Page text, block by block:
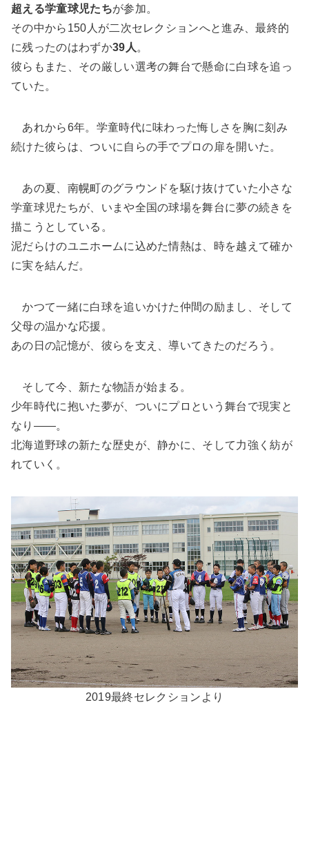
超える学童球児たちが参加。
その中から150人が二次セレクションへと進み、最終的
に残ったのはわずか39人 。
彼らもまた、その厳しい選考の舞台で懸命に白球を追っ
ていた。
あれから6年。学童時代に味わった悔しさを胸に刻み
続けた彼らは、ついに自らの手でプロの扉を開いた。
あの夏、南幌町のグラウンドを駆け抜けていた小さな
学童球児たちが、いまや全国の球場を舞台に夢の続きを
描こうとしている。
泥だらけのユニホームに込めた情熱は、時を越えて確か
に実を結んだ。
かつて一緒に白球を追いかけた仲間の励まし、そして
父母の温かな応援。
あの日の記憶が、彼らを支え、導いてきたのだろう。
そして今、新たな物語が始まる。
少年時代に抱いた夢が、ついにプロという舞台で現実と
なり――。
北海道野球の新たな歴史が、静かに、そして力強く紡が
れていく。
2019最終セレクションより